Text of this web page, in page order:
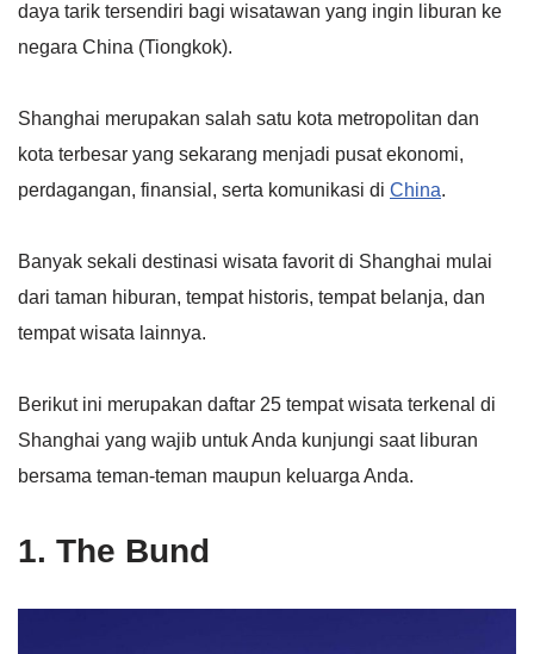
daya tarik tersendiri bagi wisatawan yang ingin liburan ke
negara China (Tiongkok).
Shanghai merupakan salah satu kota metropolitan dan
kota terbesar yang sekarang menjadi pusat ekonomi,
perdagangan, finansial, serta komunikasi di China.
Banyak sekali destinasi wisata favorit di Shanghai mulai
dari taman hiburan, tempat historis, tempat belanja, dan
tempat wisata lainnya.
Berikut ini merupakan daftar 25 tempat wisata terkenal di
Shanghai yang wajib untuk Anda kunjungi saat liburan
bersama teman-teman maupun keluarga Anda.
1. The Bund